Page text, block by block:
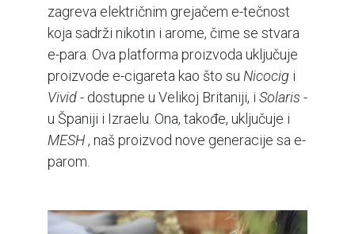
zagreva električnim grejačem e-tečnost
koja sadrži nikotin i arome, čime se stvara
e-para. Ova platforma proizvoda uključuje
proizvode e-cigareta kao što su Nicocig i
Vivid- dostupne u Velikoj Britaniji, i Solaris -
u Španiji i Izraelu. Ona, takođe, uključuje i
MESH, naš proizvod nove generacije sa e-
parom.